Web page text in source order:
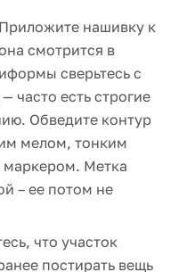
Приложите нашивку к
смотрится в
сверьтесь с
часто есть строгие
Обведите контур
мелом, тонким
Метка
– ее потом не
что участок
постирать вещь